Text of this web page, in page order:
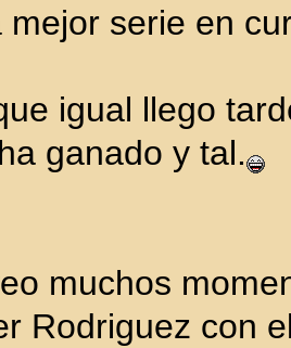
mejor serie en
igual llego
ganado y tal.
muchos
Rodriguez con